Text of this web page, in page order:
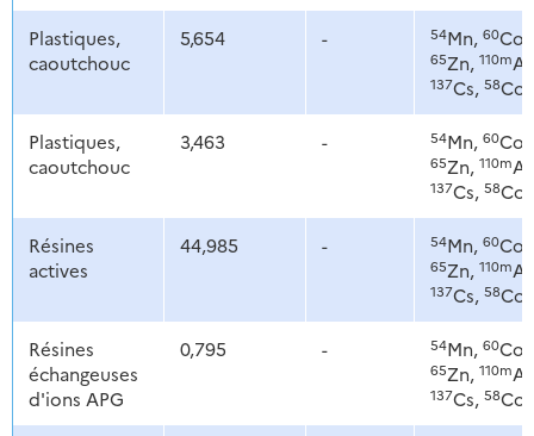
Plastiques,
caoutchouc
5,654 - 54Mn, 60Co,
65Zn, 110m
137Cs, 58Co
Plastiques,
caoutchouc
3,463 - 54Mn, 60Co,
65Zn, 110m
137Cs, 58Co
Résines
actives
44,985 - 54Mn, 60Co,
65Zn, 110m
137Cs, 58Co
Résines
échangeuses
d'ions APG
0,795 - 54Mn, 60Co,
65Zn, 110m
137Cs, 58Co